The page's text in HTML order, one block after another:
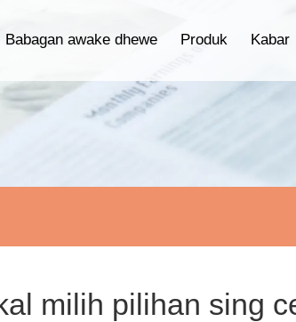
Babagan awake dhewe Produk Kabar
milih pilihan sing